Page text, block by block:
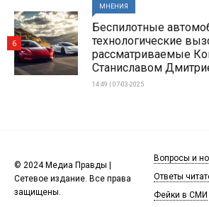
МНЕНИЯ
Беспилотные
технологические
рассматриваемые
Станиславом
14:49 | 07-03-2025
6
© 2024 Медиа Правды |
Сетевое издание. Все права
защищены.
Вопросы и
Ответы
Фейки в СМИ